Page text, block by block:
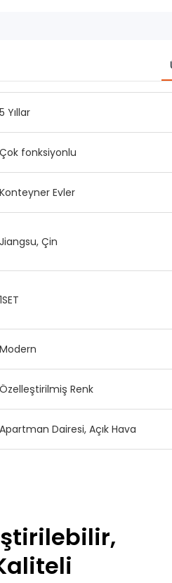
5 Yıllar
Çok fonksiyonlu
Konteyner Evler
Jiangsu, Çin
1SET
Modern
Özelleştirilmiş Renk
Apartman Dairesi, Açık Hava